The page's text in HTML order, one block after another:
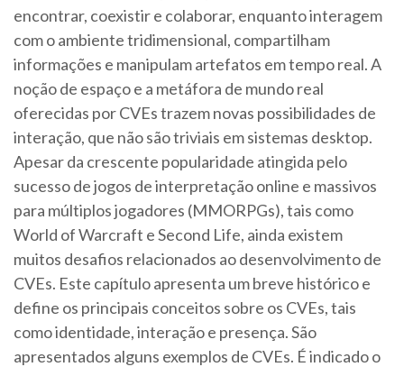
encontrar, coexistir e colaborar, enquanto interagem
com o ambiente tridimensional, compartilham
informações e manipulam artefatos em tempo real. A
noção de espaço e a metáfora de mundo real
oferecidas por CVEs trazem novas possibilidades de
interação, que não são triviais em sistemas desktop.
Apesar da crescente popularidade atingida pelo
sucesso de jogos de interpretação online e massivos
para múltiplos jogadores (MMORPGs), tais como
World of Warcraft e Second Life, ainda existem
muitos desafios relacionados ao desenvolvimento de
CVEs. Este capítulo apresenta um breve histórico e
define os principais conceitos sobre os CVEs, tais
como identidade, interação e presença. São
apresentados alguns exemplos de CVEs. É indicado o